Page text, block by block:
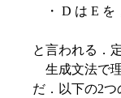
・ D は E を
と言われる．
生成文法で
だ．以下の2つ